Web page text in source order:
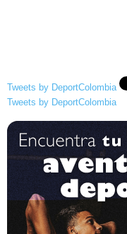
Tweets by DeportColombia
Tweets by DeportColombia